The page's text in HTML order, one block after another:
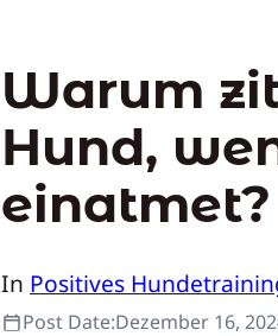
Warum
Hund,
einatmet?
In Positives
Post Date:Dezember 16,